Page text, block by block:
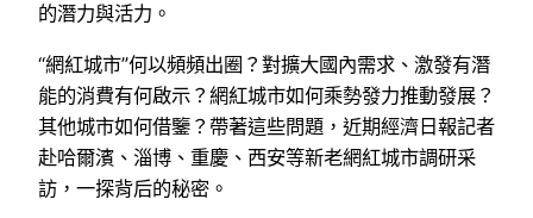
的潛力與活力。
“網紅城市”何以頻頻出圈？對擴大國內需求、激發有潛
能的消費有何啟示？網紅城市如何乘勢發力推動發展？
其他城市如何借鑒？帶著這些問題，近期經濟日報記者
赴哈爾濱、淄博、重慶、西安等新老網紅城市調研采
訪，一探背后的秘密。